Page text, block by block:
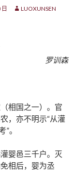
LUOXUNSEN
罗训森
相国之一）。官
，亦不明示“从灌
。
婴邑三千户。灭
相后，婴为丞